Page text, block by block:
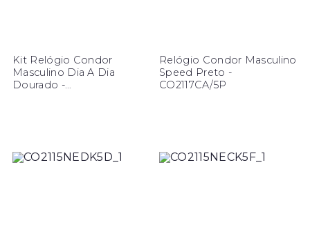
Kit Relógio Condor
Masculino Dia A Dia
Dourado -
Relógio Condor Masculino
Speed Preto -
CO2117CA/5P